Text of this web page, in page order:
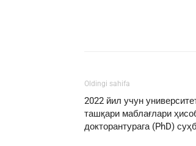
Oldingi sahifa
2022 йил учун
ташқари маблағлари
докторантурага (PhD)